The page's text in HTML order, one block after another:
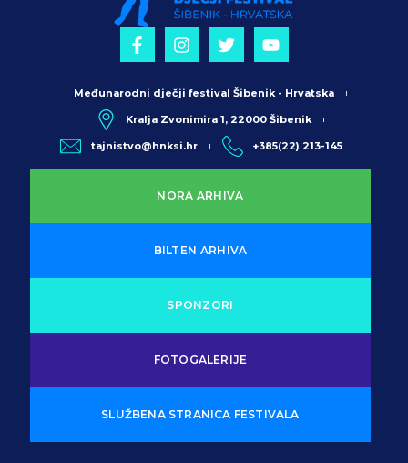
NORA ARHIVA
BILTEN ARHIVA
SPONZORI
FOTOGALERIJE
SLUŽBENA STRANICA FESTIVALA
Međunarodni dječji festival Šibenik - Hrvatska
Kralja Zvonimira 1, 22000 Šibenik
tajnistvo@hnksi.hr +385(22) 213-145